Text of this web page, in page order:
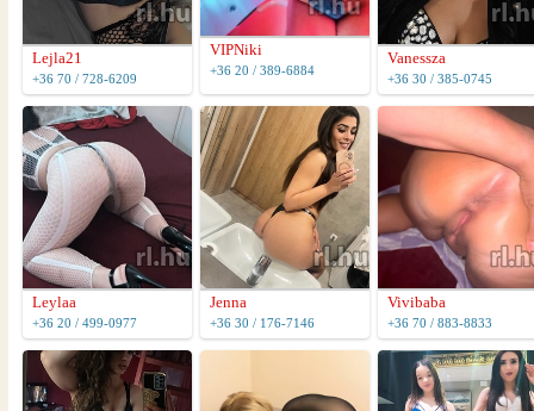
Lejla21
+36 70 / 728-6209
VIPNiki
+36 20 / 389-6884
Vanessza
+36 30 / 385-0745
Leylaa
+36 20 / 499-0977
Jenna
+36 30 / 176-7146
Vivibaba
+36 70 / 883-8833